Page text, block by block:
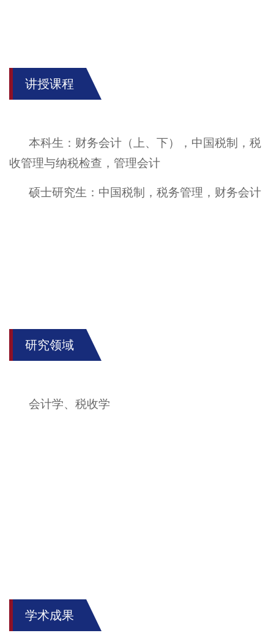
讲授课程
本科生 ： 财务会计（上、下），中国税制，税
收管理与纳税检查，管理会计
硕士研究生 ： 中国税制，税务管理，财务会计
研究领域
会计学、税收学
学术成果